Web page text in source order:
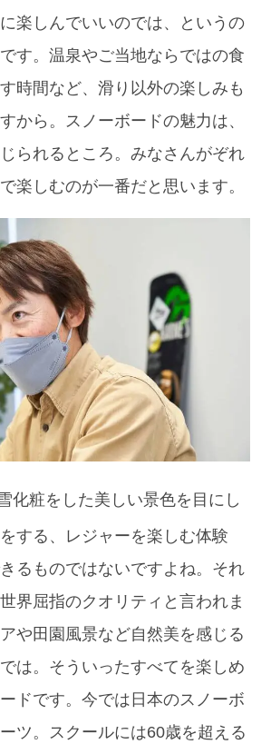
楽しんでいいのでは、というの
す。温泉やご当地ならではの食
時間など、滑り以外の楽しみも
から。スノーボードの魅力は、
られるところ。みなさんがぞれ
楽しむのが一番だと思います。
粧をした美しい景色を目にし
する、レジャーを楽しむ体験
るものではないですよね。それ
界屈指のクオリティと言われま
や田園風景など自然美を感じる
は。そういったすべてを楽しめ
ドです。今では日本のスノーボ
ツ。スクールには60歳を超える